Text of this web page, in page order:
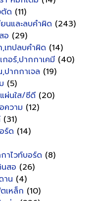
ด (11)
นและลบคำผิด (243)
อ (29)
เทปลบคำผิด (14)
กอร์,ปากกาเคมี (40)
ากกาเจล (19)
(5)
ผ่นใส/ซีดี (20)
ความ (12)
(31)
ร์ด (14)
าไวท์บอร์ด (8)
นสอ (26)
าน (4)
เหล็ก (10)